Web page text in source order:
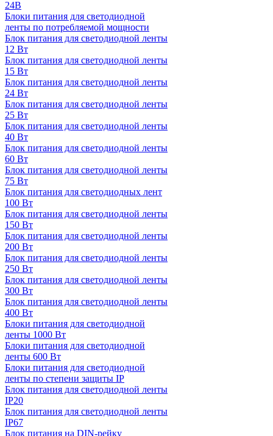
24В
Блоки питания для светодиодной
ленты по потребляемой мощности
Блок питания для светодиодной ленты
12 Вт
Блок питания для светодиодной ленты
15 Вт
Блок питания для светодиодной ленты
24 Вт
Блок питания для светодиодной ленты
25 Вт
Блок питания для светодиодной ленты
40 Вт
Блок питания для светодиодной ленты
60 Вт
Блок питания для светодиодной ленты
75 Вт
Блок питания для светодиодных лент
100 Вт
Блок питания для светодиодной ленты
150 Вт
Блок питания для светодиодной ленты
200 Вт
Блок питания для светодиодной ленты
250 Вт
Блок питания для светодиодной ленты
300 Вт
Блок питания для светодиодной ленты
400 Вт
Блоки питания для светодиодной
ленты 1000 Вт
Блоки питания для светодиодной
ленты 600 Вт
Блоки питания для светодиодной
ленты по степени защиты IP
Блок питания для светодиодной ленты
IP20
Блок питания для светодиодной ленты
IP67
Блок питания на DIN-рейку